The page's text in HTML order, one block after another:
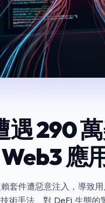
290
應
套件遭惡意注入，導致
術手法、對 DeFi 生態的